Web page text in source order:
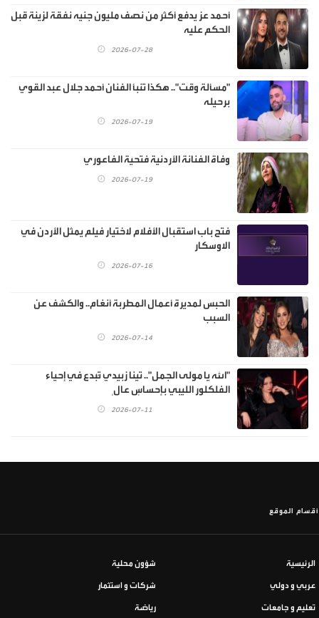
أحمد عز يدفع أكثر من نصف مليون جنيه نفقة لزينة قبل
الحكم عليه
2026-07-28
"مسألة وقت".. هكذا تنبأ الفنان أحمد جلال عبد القوي
برحيله
2026-07-19
وفاة الفنانة الأردنية فتحية الفاعوري
2026-07-19
فتح باب استقبال الأفلام لاختيار فيلم يمثل الأردن في
الاوسكار
2026-07-16
الحبس لمديرة أعمال المطربة أنغام.. والكشف عن
السبب
2026-07-14
"الله يا مولى الجمل".. تينا زبيدي تُبدع في إحياء
الفلكلور الليبي بإحساسٍ عالٍ
2026-07-11
أقسام الموقع
الرئيسية شؤون محلية
عربي و دولي شركات و استثمار
تعليم و جامعات رياضة